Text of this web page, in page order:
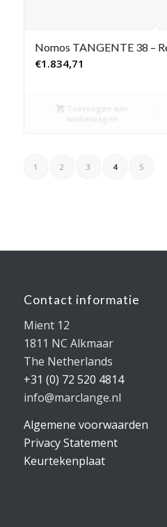
Nomos TANGENTE 38 –
€1.834,71
Toevoegen aan
winkelwagen
1 2 3 4 5
Contact informatie
Mient 12
1811 NC Alkmaar
The Netherlands
+31 (0) 72 520 4814
info@marclange.nl
Algemene voorwaarden
Privacy Statement
Keurtekenplaat